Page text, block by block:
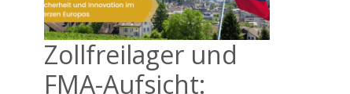
Zollfreilager und
FMA-Aufsicht: